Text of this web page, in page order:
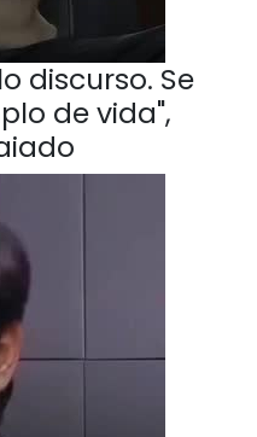
discurso. Se
de vida",